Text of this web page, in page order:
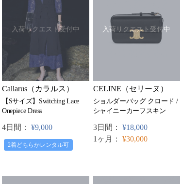
入荷リクエスト受付中
Callarus（カラルス）
【Sサイズ】Switching Lace
Onepiece Dress
4日間： ¥9,000
2着どちらかレンタル可
入荷リクエスト受付中
CELINE（セリーヌ）
ショルダーバッグ クロード /
シャイニーカーフスキン
3日間： ¥18,000
1ヶ月： ¥30,000